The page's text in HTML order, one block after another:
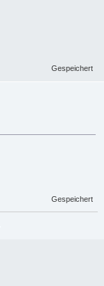
Gespeichert
Gespeichert